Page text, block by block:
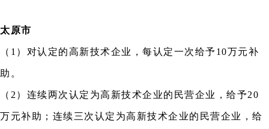
太原市
（1）对认定的高新技术企业，每认定一次给予10万元补
助。
（2）连续两次认定为高新技术企业的民营企业，给予20
万元补助；连续三次认定为高新技术企业的民营企业，给